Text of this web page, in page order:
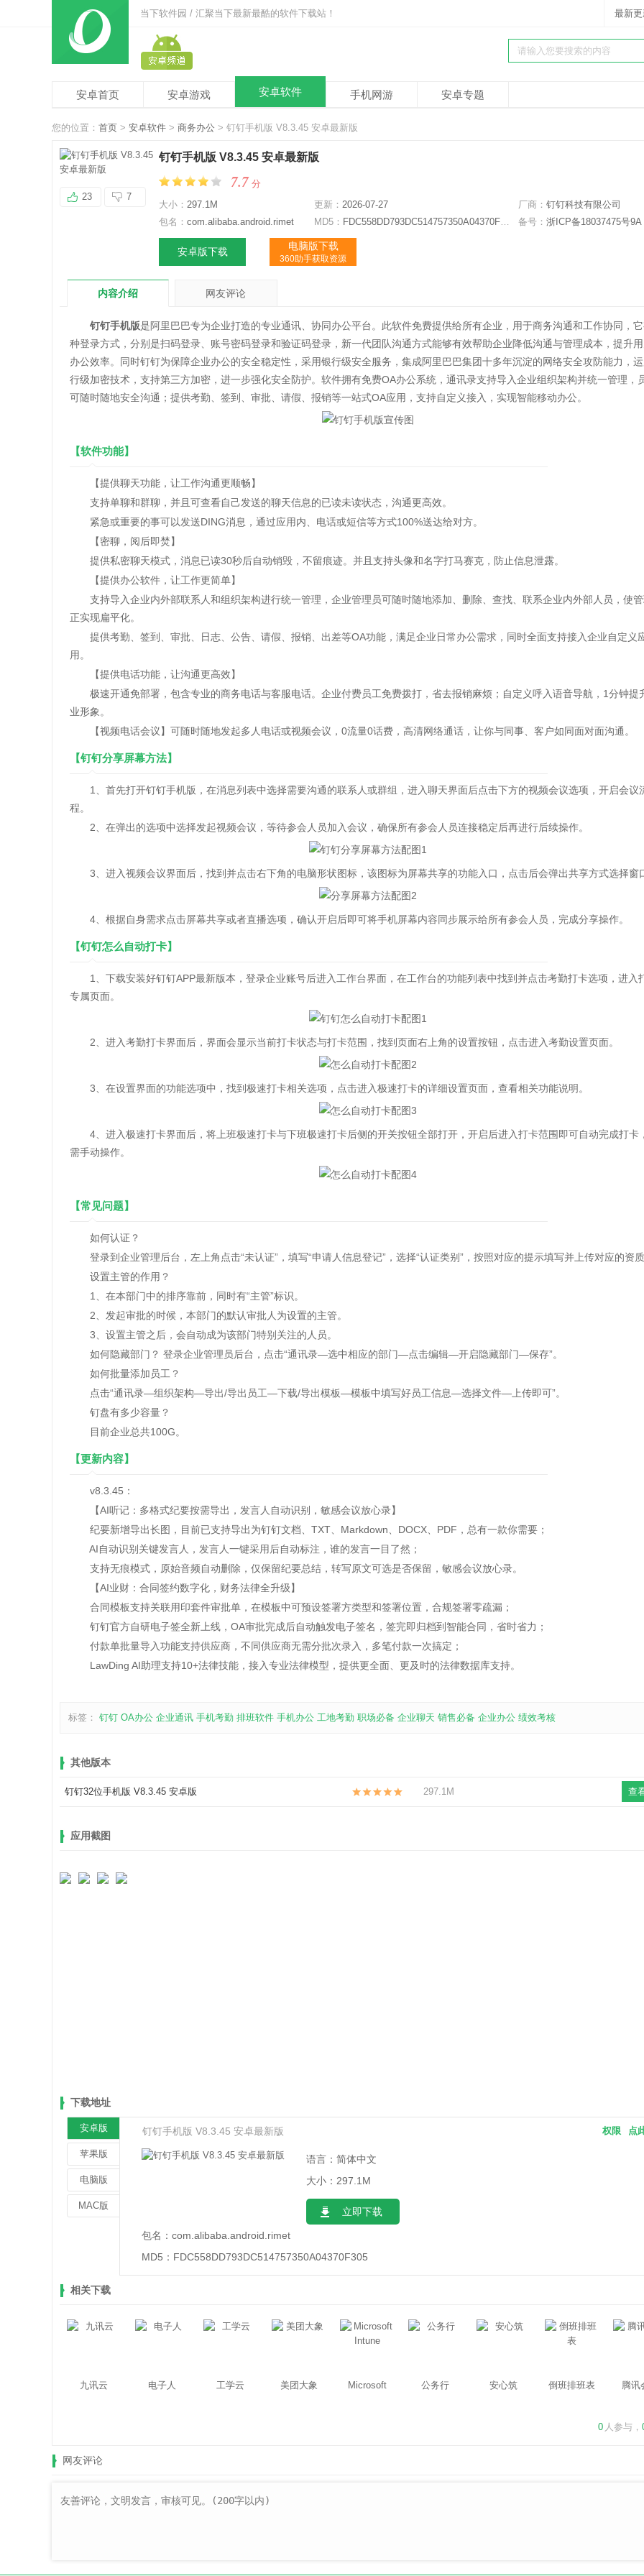
当下软件园 / 汇聚当下最新最酷的软件下载站！ 最新
安卓首页 安卓游戏 安卓软件 手机网游 安卓专题
您的位置： 首页 > 安卓软件 > 商务办公 > 钉钉手机版 V8.3.45 安卓最新版
23 7
钉钉手机版 V8.3.45 安卓最新版
7.7 分
大小： 297.1M 更新： 2026-07-27 厂商： 钉钉科技有限公司
包名： com.alibaba.android.rimet MD5： FDC558DD793DC514757350A04370F305 备号： 浙ICP备18037475号9A
安卓版下载 电脑版下载
360助手获取资源
内容介绍 网友评论
钉钉手机版是阿里巴巴专为企业打造的专业通讯、协同办公平台。此软件免费提供给所有企业，用于商务沟通和工作协同，
种登录方式，分别是扫码登录、账号密码登录和验证码登录，新一代团队沟通方式能够有效帮助企业降低沟通与管理成本，提升
办公效率。同时钉钉为保障企业办公的安全稳定性，采用银行级安全服务，集成阿里巴巴集团十多年沉淀的网络安全攻防能力，
行级加密技术，支持第三方加密，进一步强化安全防护。软件拥有免费OA办公系统，通讯录支持导入企业组织架构并统一管理，
可随时随地安全沟通；提供考勤、签到、审批、请假、报销等一站式OA应用，支持自定义接入，实现智能移动办公。
【软件功能】
【提供聊天功能，让工作沟通更顺畅】
支持单聊和群聊，并且可查看自己发送的聊天信息的已读未读状态，沟通更高效。
紧急或重要的事可以发送DING消息，通过应用内、电话或短信等方式100%送达给对方。
【密聊，阅后即焚】
提供私密聊天模式，消息已读30秒后自动销毁，不留痕迹。并且支持头像和名字打马赛克，防止信息泄露。
【提供办公软件，让工作更简单】
支持导入企业内外部联系人和组织架构进行统一管理，企业管理员可随时随地添加、删除、查找、联系企业内外部人员，使
正实现扁平化。
提供考勤、签到、审批、日志、公告、请假、报销、出差等OA功能，满足企业日常办公需求，同时全面支持接入企业自定义
用。
【提供电话功能，让沟通更高效】
极速开通免部署，包含专业的商务电话与客服电话。企业付费员工免费拨打，省去报销麻烦；自定义呼入语音导航，1分钟提
业形象。
【视频电话会议】可随时随地发起多人电话或视频会议，0流量0话费，高清网络通话，让你与同事、客户如同面对面沟通。
【钉钉分享屏幕方法】
1、首先打开钉钉手机版，在消息列表中选择需要沟通的联系人或群组，进入聊天界面后点击下方的视频会议选项，开启会议
程。
2、在弹出的选项中选择发起视频会议，等待参会人员加入会议，确保所有参会人员连接稳定后再进行后续操作。
3、进入视频会议界面后，找到并点击右下角的电脑形状图标，该图标为屏幕共享的功能入口，点击后会弹出共享方式选择窗
4、根据自身需求点击屏幕共享或者直播选项，确认开启后即可将手机屏幕内容同步展示给所有参会人员，完成分享操作。
【钉钉怎么自动打卡】
1、下载安装好钉钉APP最新版本，登录企业账号后进入工作台界面，在工作台的功能列表中找到并点击考勤打卡选项，进入
专属页面。
2、进入考勤打卡界面后，界面会显示当前打卡状态与打卡范围，找到页面右上角的设置按钮，点击进入考勤设置页面。
3、在设置界面的功能选项中，找到极速打卡相关选项，点击进入极速打卡的详细设置页面，查看相关功能说明。
4、进入极速打卡界面后，将上班极速打卡与下班极速打卡后侧的开关按钮全部打开，开启后进入打卡范围即可自动完成打卡
需手动操作。
【常见问题】
如何认证？
登录到企业管理后台，左上角点击“未认证”，填写“申请人信息登记”，选择“认证类别”，按照对应的提示填写并上传对应的资
设置主管的作用？
1、在本部门中的排序靠前，同时有“主管”标识。
2、发起审批的时候，本部门的默认审批人为设置的主管。
3、设置主管之后，会自动成为该部门特别关注的人员。
如何隐藏部门？ 登录企业管理员后台，点击“通讯录—选中相应的部门—点击编辑—开启隐藏部门—保存”。
如何批量添加员工？
点击“通讯录—组织架构—导出/导出员工—下载/导出模板—模板中填写好员工信息—选择文件—上传即可”。
钉盘有多少容量？
目前企业总共100G。
【更新内容】
v8.3.45：
【AI听记：多格式纪要按需导出，发言人自动识别，敏感会议放心录】
纪要新增导出长图，目前已支持导出为钉钉文档、TXT、Markdown、DOCX、PDF，总有一款你需要；
AI自动识别关键发言人，发言人一键采用后自动标注，谁的发言一目了然；
支持无痕模式，原始音频自动删除，仅保留纪要总结，转写原文可选是否保留，敏感会议放心录。
【AI业财：合同签约数字化，财务法律全升级】
合同模板支持关联用印套件审批单，在模板中可预设签署方类型和签署位置，合规签署零疏漏；
钉钉官方自研电子签全新上线，OA审批完成后自动触发电子签名，签完即归档到智能合同，省时省力；
付款单批量导入功能支持供应商，不同供应商无需分批次录入，多笔付款一次搞定；
LawDing AI助理支持10+法律技能，接入专业法律模型，提供更全面、更及时的法律数据库支持。
标签： 钉钉 OA办公 企业通讯 手机考勤 排班软件 手机办公 工地考勤 职场必备 企业聊天 销售必备 企业办公 绩效考核
其他版本
查
钉钉32位手机版 V8.3.45 安卓版 297.1M
应用截图
下载地址
安卓版
苹果版
电脑版
MAC版
钉钉手机版 V8.3.45 安卓最新版 点
权限
语言：简体中文
大小：297.1M
立即下载
包名： com.alibaba.android.rimet
MD5： FDC558DD793DC514757350A04370F305
相关下载
九讯云 电子人 工学云 美团大象
Microsoft
公务行 安心筑 倒班排班表 腾讯
0 人参与，
网友评论